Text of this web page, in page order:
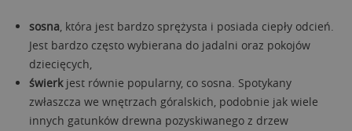
sosna , która jest bardzo sprężysta i posiada ciepły odcień.
Jest bardzo często wybierana do jadalni oraz pokojów
dziecięcych,
świerkjest równie popularny, co sosna. Spotykany
zwłaszcza we wnętrzach góralskich, podobnie jak wiele
innych gatunków drewna pozyskiwanego z drzew